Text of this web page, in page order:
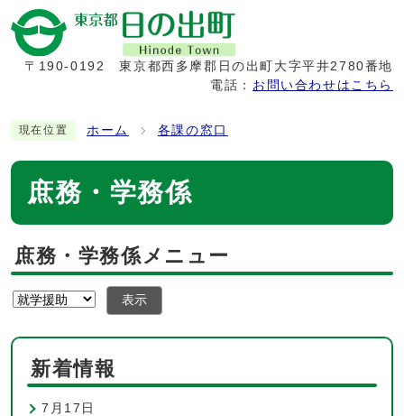
〒190-0192
東京都西多摩郡日の出町大字平井2780番地
電話： お問い合わせはこちら
現在位置 ホーム 各課の窓口
庶務・学務係
庶務・学務係メニュー
表示
新着情報
7月17日